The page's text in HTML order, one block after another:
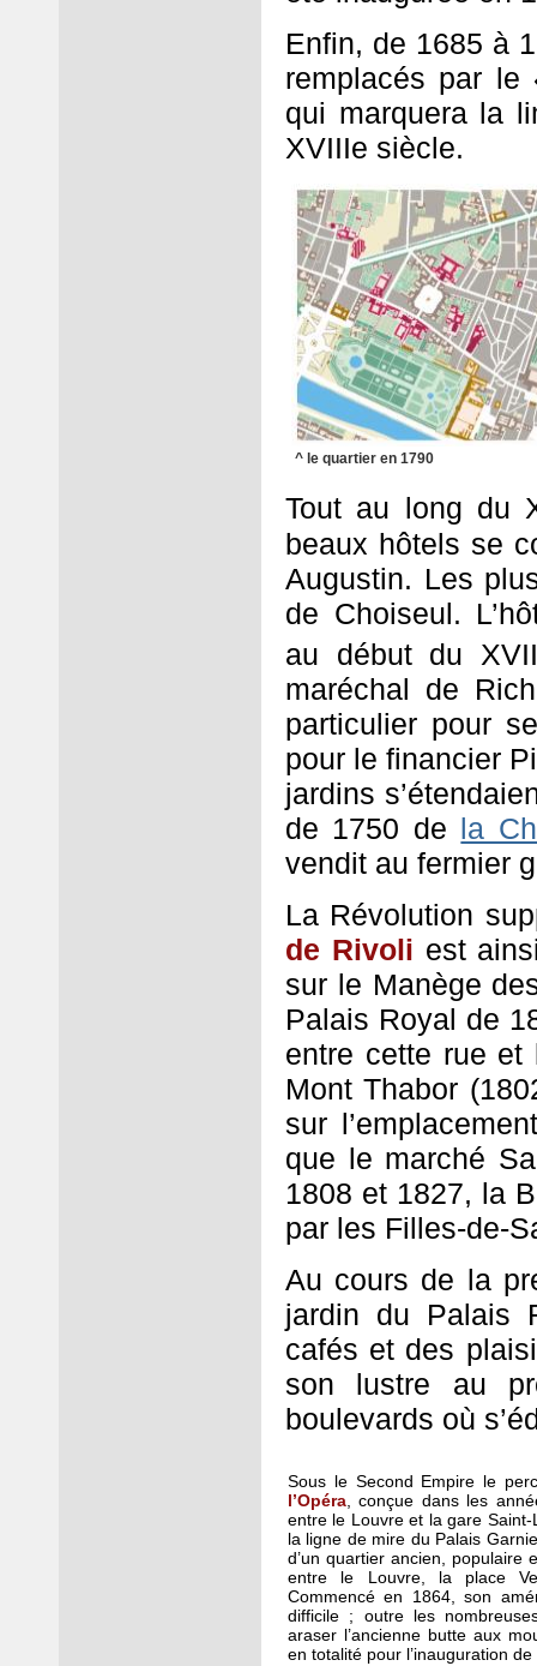
Enfin, de 1685 à
remplacés par le
qui marquera la
XVIIIe siècle.
^ le quartier en 1790
Tout au long du
beaux hôtels se
Augustin. Les
de Choiseul.
au début du
maréchal de
particulier pour
pour le financier
jardins
de 1750 de la
vendit au fermier
La Révolution
de Rivoli est
sur le Manège
Palais Royal de
entre cette rue
Mont Thabor
sur
que le marché
1808 et 1827, la
par les Filles-de-
Au cours de la
jardin du Palais
cafés et des
son lustre au
boulevards où
Sous le Second Empire le
l’Opéra , conçue dans les
entre le Louvre et la gare
la ligne de mire du Palais
d’un quartier ancien, populaire
entre le Louvre, la place
Commencé en 1864, son
difficile ; outre les
araser l’ancienne butte aux
en totalité pour l’inauguration de